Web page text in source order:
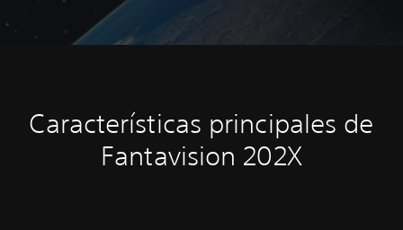
Características principales de
Fantavision 202X